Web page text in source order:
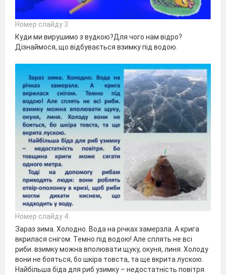
Номер слайду 3
Куди ми вирушимо з вудкою?Для чого нам відро?
Дізнаймося, що відбувається взимку під водою.
Номер слайду 4
Зараз зима. Холодно. Вода на річках замерзла. А крига
вкрилася снігом. Темно під водою! Але сплять не всі
риби. взимку можна вполювати щуку, окуня, линя. Холоду
вони не бояться, бо шкіра товста, та ще вкрита лускою.
Найбільша біда для риб узимку – недостатність повітря.